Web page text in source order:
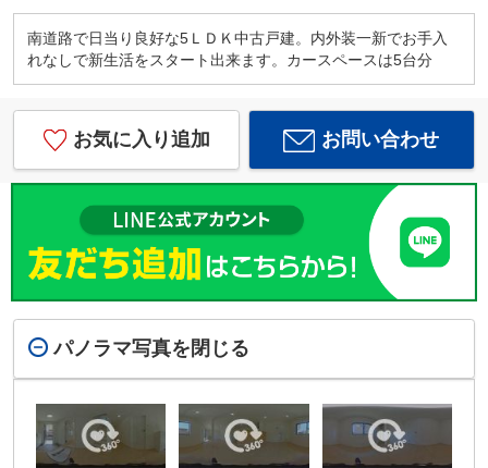
南道路で日当り良好な5ＬＤＫ中古戸建。内外装一新でお手入
れなしで新生活をスタート出来ます。カースペースは5台分
お気に入り追加 お問い合わせ
パノラマ写真を閉じる